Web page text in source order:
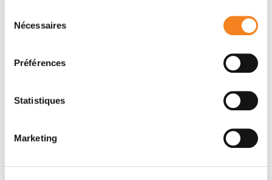
Nécessaires
Préférences
Statistiques
Marketing
POUZOULET